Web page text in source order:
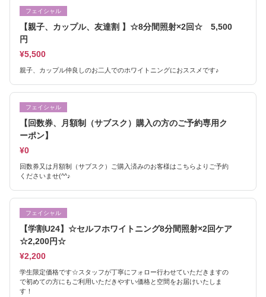
フェイシャル
【親子、カップル、友達割 】☆8分間照射×2回☆ 5,500
円
¥5,500
親子、カップル仲良しのお二人でのホワイトニングにおススメです♪
フェイシャル
【回数券、月額制（サブスク）購入の方のご予約専用ク
ーポン】
¥0
回数券又は月額制（サブスク）ご購入済みのお客様はこちらよりご予約
くださいませ(^^♪
フェイシャル
【学割U24】☆セルフホワイトニング8分間照射×2回ケア
☆2,200円☆
¥2,200
学生限定価格です☆スタッフが丁寧にフォロー行わせていただきますの
で初めての方にもご利用いただきやすい価格と空間をお届けいたしま
す！